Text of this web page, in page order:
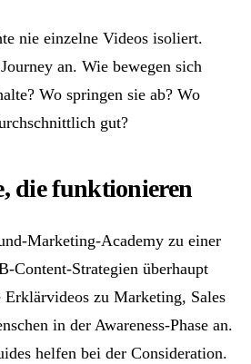
nie einzelne Videos isoliert.
an. Wie bewegen sich
Wo springen sie ab? Wo
gut?
die funktionieren
Marketing-Academy zu einer
Content-Strategien überhaupt
zu Marketing, Sales
in der Awareness-Phase an.
helfen bei der Consideration.